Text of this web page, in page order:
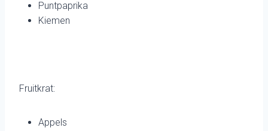
Puntpaprika
Kiemen
Fruitkrat:
Appels